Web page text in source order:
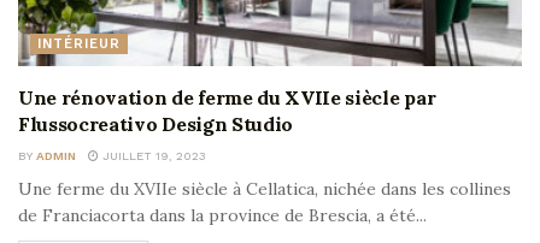
INTÉRIEUR
Une rénovation de ferme du XVIIe siècle par
Flussocreativo Design Studio
BY ADMIN JUILLET 19, 2023
Une ferme du XVIIe siècle à Cellatica, nichée dans les collines
de Franciacorta dans la province de Brescia, a été...